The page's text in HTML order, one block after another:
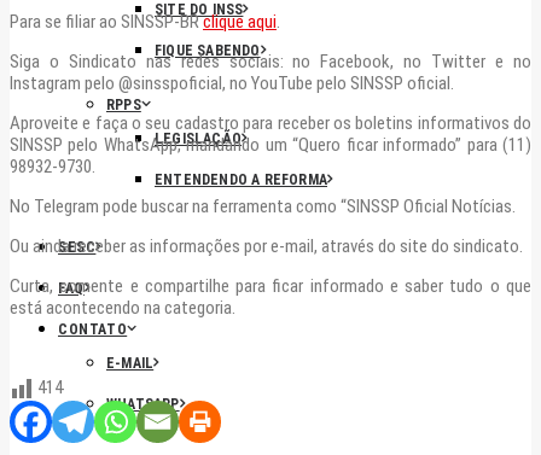
SITE DO INSS
FIQUE SABENDO
RPPS
LEGISLAÇÃO
ENTENDENDO A REFORMA
SESC
FAQ
CONTATO
E-MAIL
WHATSAPP
Para se filiar ao SINSSP-BRclique aqui.
Siga o Sindicato nas redes sociais: no Facebook, no Twitter e no
Instagram pelo @sinsspoficial, no YouTube pelo SINSSP oficial.
Aproveite e faça o seu cadastro para receber os boletins informativos do
SINSSP pelo WhatsApp, mandando um “Quero ficar informado” para (11)
98932-9730.
No Telegram pode buscar na ferramenta como “SINSSP Oficial Notícias.
Ou ainda receber as informações por e-mail, através do site do sindicato.
Curta, comente e compartilhe para ficar informado e saber tudo o que
está acontecendo na categoria.
414